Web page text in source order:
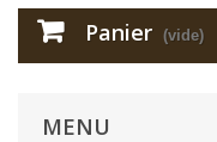
Panier (vide)
MENU